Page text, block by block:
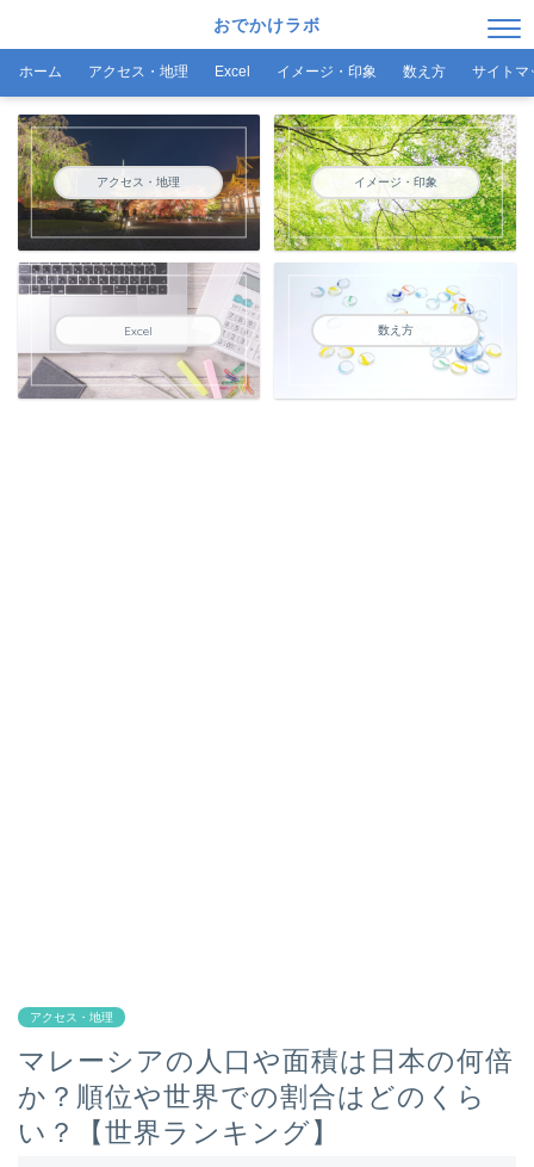
おでかけラボ
ホーム アクセス・地理 Excel イメージ・印象 数え方 サイトマ
アクセス・地理 イメージ・印象
Excel 数え方
アクセス・地理
マレーシアの人口や面積は日本の何倍
か？順位や世界での割合はどのくら
い？【世界ランキング】